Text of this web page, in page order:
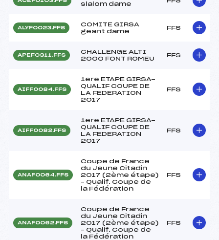
slalom dame
ALYF0023.FFS
COMITE GIRSA
geant dame
FFS
APEF0311.FFS
CHALLENGE ALTI
2000 FONT ROMEU
FFS
AIFF0084.FFS
1ere ETAPE GIRSA-
QUALIF COUPE DE
LA FEDERATION
2017
FFS
AIFF0082.FFS
1ere ETAPE GIRSA-
QUALIF COUPE DE
LA FEDERATION
2017
FFS
ANAF0064.FFS
Coupe de France
du Jeune Citadin
2017 (2ème étape)
– Qualif. Coupe de
la Fédération
FFS
ANAF0062.FFS
Coupe de France
du Jeune Citadin
2017 (2ème étape)
– Qualif. Coupe de
la Fédération
FFS